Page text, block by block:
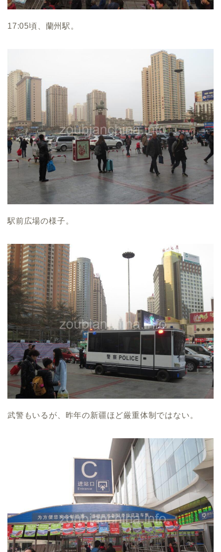
17:05頃、蘭州駅。
駅前広場の様子。
武警もいるが、昨年の新疆ほど厳重体制ではない。